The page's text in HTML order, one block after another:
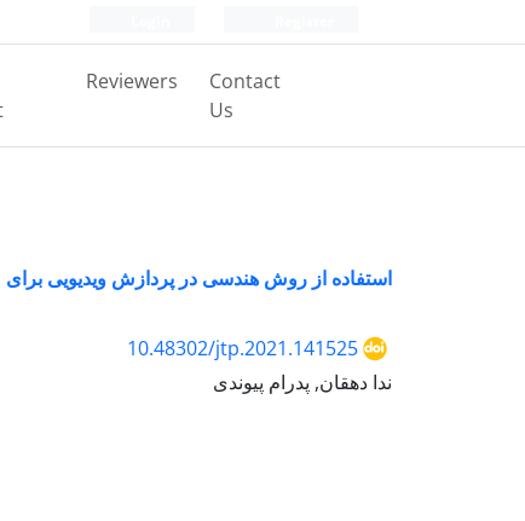
Reviewers
Contact
Us
استفاده از روش هندسی در پردازش ویدیویی
10.48302/jtp.2021.141525
ندا دهقان, پدرام پیوندی